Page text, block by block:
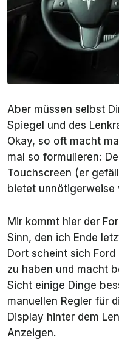
Aber müssen selbst
Spiegel und des
Okay, so oft macht
mal so formulieren:
Touchscreen (er
bietet unnötigerweise
Mir kommt hier der
Sinn, den ich Ende
Dort scheint sich
zu haben und macht
Sicht einige Dinge
manuellen Regler für
Display hinter dem
Anzeigen.